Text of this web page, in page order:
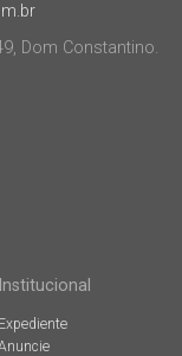
Dom Constantino.
Institucional
Expediente